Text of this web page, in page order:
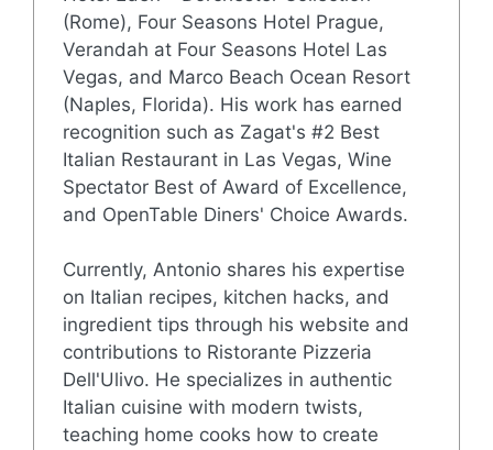
(Rome), Four Seasons Hotel Prague,
Verandah at Four Seasons Hotel Las
Vegas, and Marco Beach Ocean Resort
(Naples, Florida). His work has earned
recognition such as Zagat's #2 Best
Italian Restaurant in Las Vegas, Wine
Spectator Best of Award of Excellence,
and OpenTable Diners' Choice Awards.
Currently, Antonio shares his expertise
on Italian recipes, kitchen hacks, and
ingredient tips through his website and
contributions to Ristorante Pizzeria
Dell'Ulivo. He specializes in authentic
Italian cuisine with modern twists,
teaching home cooks how to create